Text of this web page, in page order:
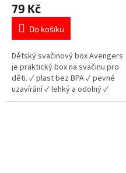
produktu
5,0
5
hvězdiček.
79 Kč
Do košíku
Dětský svačinový box Avengers
je praktický box na svačinu pro
děti. ✓ plast bez BPA ✓ pevné
uzavírání ✓ lehký a odolný ✓
licencovaný motiv Avengers 👉